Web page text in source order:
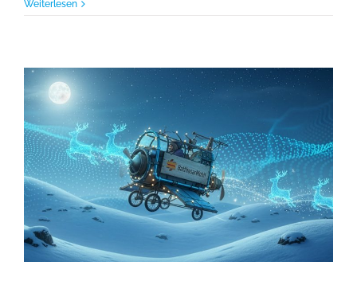
Weiterlesen